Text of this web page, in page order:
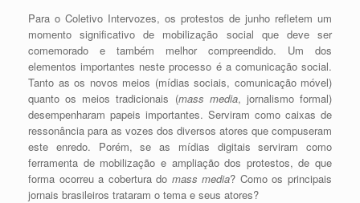
Para o Coletivo Intervozes, os protestos de junho refletem um
momento significativo de mobilização social que deve ser
comemorado e também melhor compreendido. Um dos
elementos importantes neste processo é a comunicação social.
Tanto as os novos meios (mídias sociais, comunicação móvel)
quanto os meios tradicionais (mass media, jornalismo formal)
desempenharam papeis importantes. Serviram como caixas de
ressonância para as vozes dos diversos atores que compuseram
este enredo. Porém, se as mídias digitais serviram como
ferramenta de mobilização e ampliação dos protestos, de que
forma ocorreu a cobertura do mass media? Como os principais
jornais brasileiros trataram o tema e seus atores?